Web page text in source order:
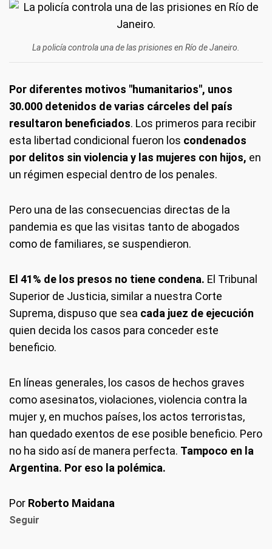
La policía controla una de las prisiones en Río de Janeiro.
Por diferentes motivos "humanitarios", unos
30.000 detenidos de varias cárceles del país
resultaron beneficiados. Los primeros para recibir
esta libertad condicional fueron los condenados
por delitos sin violencia y las mujeres con hijos, en
un régimen especial dentro de los penales.
Pero una de las consecuencias directas de la
pandemia es que las visitas tanto de abogados
como de familiares, se suspendieron.
El 41% de los presos no tiene condena. El Tribunal
Superior de Justicia, similar a nuestra Corte
Suprema, dispuso que sea cada juez de ejecución
quien decida los casos para conceder este
beneficio.
En líneas generales, los casos de hechos graves
como asesinatos, violaciones, violencia contra la
mujer y, en muchos países, los actos terroristas,
han quedado exentos de ese posible beneficio. Pero
no ha sido así de manera perfecta. Tampoco en la
Argentina. Por eso la polémica.
Por Roberto Maidana
Seguir